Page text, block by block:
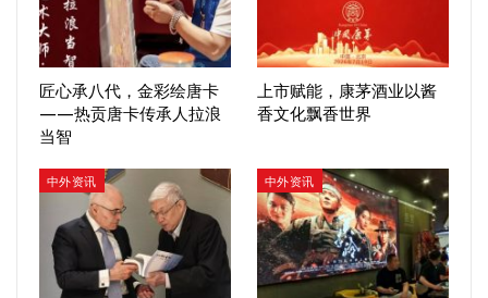
匠心承八代，金彩绘唐卡
——热贡唐卡传承人拉浪
当智
上市赋能，康茅酒业以酱
香文化飘香世界
中外资讯 中外资讯